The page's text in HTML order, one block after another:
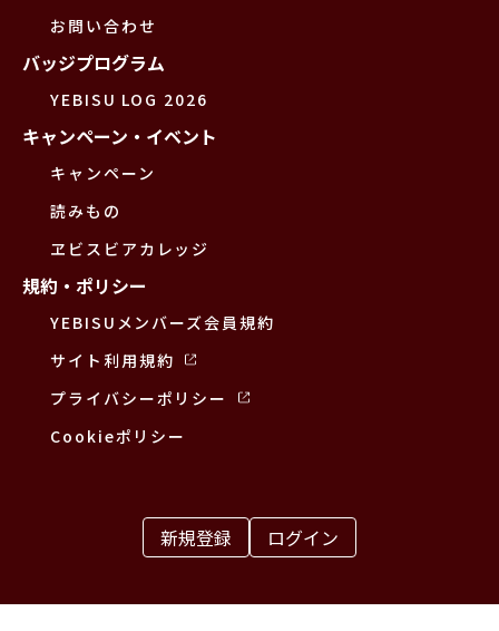
お問い合わせ
バッジプログラム
YEBISU LOG 2026
キャンペーン・イベント
キャンペーン
読みもの
ヱビスビアカレッジ
規約・ポリシー
YEBISUメンバーズ会員規約
サイト利用規約
プライバシーポリシー
Cookieポリシー
新規登録 ログイン